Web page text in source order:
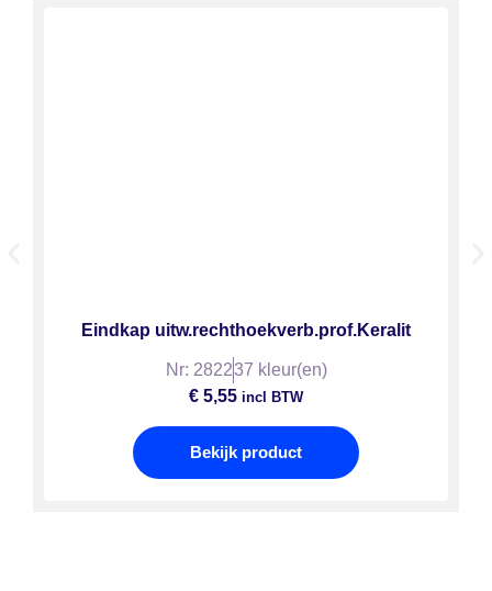
Eindkap uitw.rechthoekverb.prof.Keralit
Nr: 282237 kleur(en)
€ 5,55 incl BTW
Bekijk product